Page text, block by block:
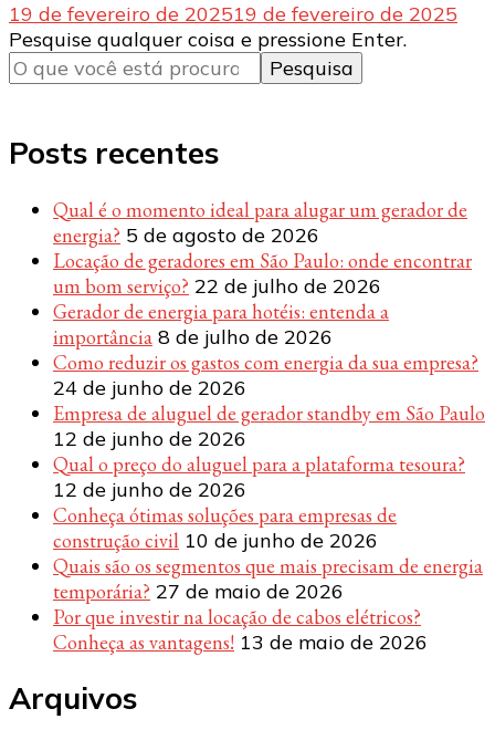
19 de fevereiro de 202519 de fevereiro de 2025
Procurando
algo?
Pesquise qualquer coisa e pressione Enter.
Posts recentes
Qual é o momento ideal para alugar um gerador de
energia? 5 de agosto de 2026
Locação de geradores em São Paulo: onde encontrar
um bom serviço? 22 de julho de 2026
Gerador de energia para hotéis: entenda a
importância 8 de julho de 2026
Como reduzir os gastos com energia da sua empresa?
24 de junho de 2026
Empresa de aluguel de gerador standby em São Paulo
12 de junho de 2026
Qual o preço do aluguel para a plataforma tesoura?
12 de junho de 2026
Conheça ótimas soluções para empresas de
construção civil 10 de junho de 2026
Quais são os segmentos que mais precisam de energia
temporária? 27 de maio de 2026
Por que investir na locação de cabos elétricos?
Conheça as vantagens! 13 de maio de 2026
Arquivos